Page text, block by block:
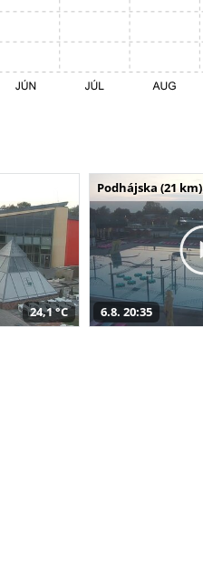
24,1 °C
Podhájska (21 km)
6.8. 20:35